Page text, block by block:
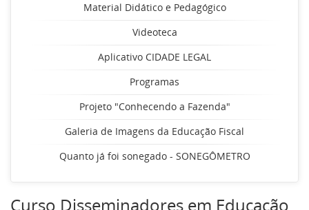
Material Didático e Pedagógico
Videoteca
Aplicativo CIDADE LEGAL
Programas
Projeto "Conhecendo a Fazenda"
Galeria de Imagens da Educação Fiscal
Quanto já foi sonegado - SONEGÔMETRO
Curso Disseminadores em Educação